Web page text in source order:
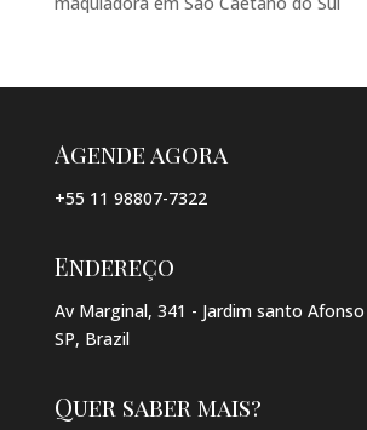
Agende agora
+55 11 98807-7322
Endereço
Av Marginal, 341 - Jardim santo
SP, Brazil
Quer saber mais?